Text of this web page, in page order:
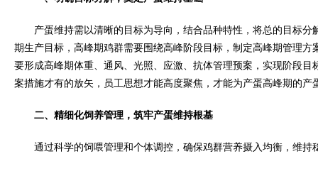
产蛋维持需以清晰的目标为导向，结合品种特性，将总的目标分
期生产目标，高峰期鸡群需要围绕高峰阶段目标，制定高峰期管理方
要形成高峰期体重、通风、光照、应激、抗体管理预案，实现阶段目
案措施才有的放矢，员工思想才能高度聚焦，才能为产蛋高峰期的产
二、精细化饲养管理，筑牢产蛋维持根基
通过科学的饲喂管理和个体调控，确保鸡群营养摄入均衡，维持